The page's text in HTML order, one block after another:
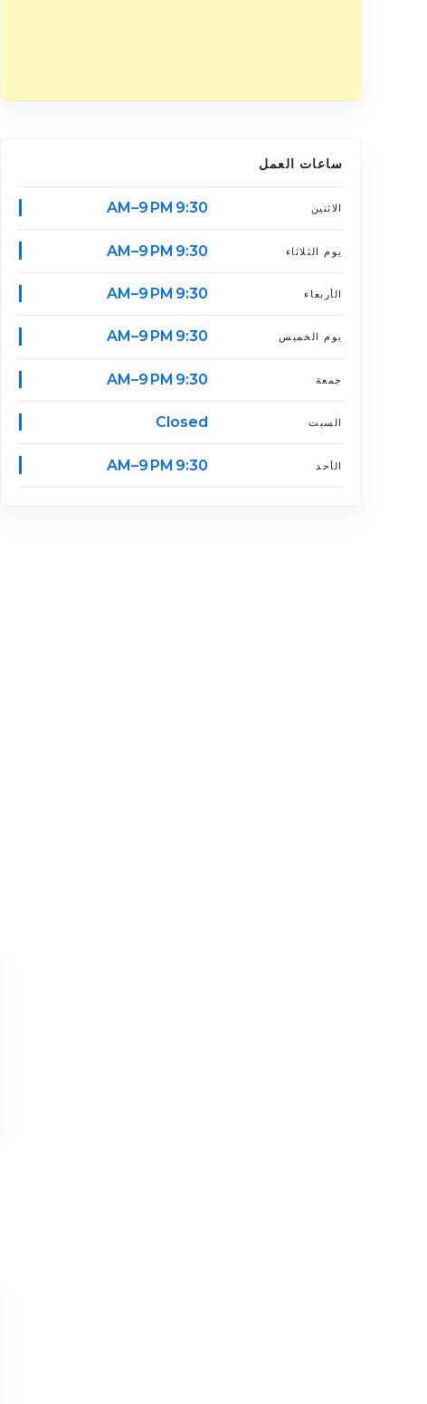
ساعات العمل
الاثنين 9:30 AM–9 PM
يوم الثلاثاء 9:30 AM–9 PM
الأربعاء 9:30 AM–9 PM
يوم الخميس 9:30 AM–9 PM
جمعة 9:30 AM–9 PM
السبت Closed
الأحد 9:30 AM–9 PM